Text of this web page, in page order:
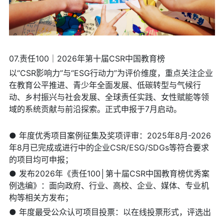
07.责任100｜2026年第十届CSR中国教育榜
以“CSR影响力”与“ESG行动力”为评价维度，重点关注企业
在教育公平推进、青少年全面发展、低碳转型与气候行
动、乡村振兴与社会发展、全球责任实践、女性赋能等领
域的系统贡献与前沿探索。正式申报于7月启动。
● 年度优秀项目案例征集及奖项评审：2025年8月-2026
年8月已完成或进行中的企业CSR/ESG/SDGs等符合要求
的项目均可申报；
● 发布2026年《责任100│第十届CSR中国教育榜优秀案
例选编》：面向政府、行业、高校、企业、媒体、专业机
构等相关方发布；
● 年度最受公众认可项目投票：以在线投票形式，评选出